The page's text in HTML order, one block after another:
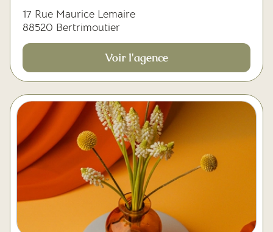
17 Rue Maurice Lemaire
88520 Bertrimoutier
Voir l'agence